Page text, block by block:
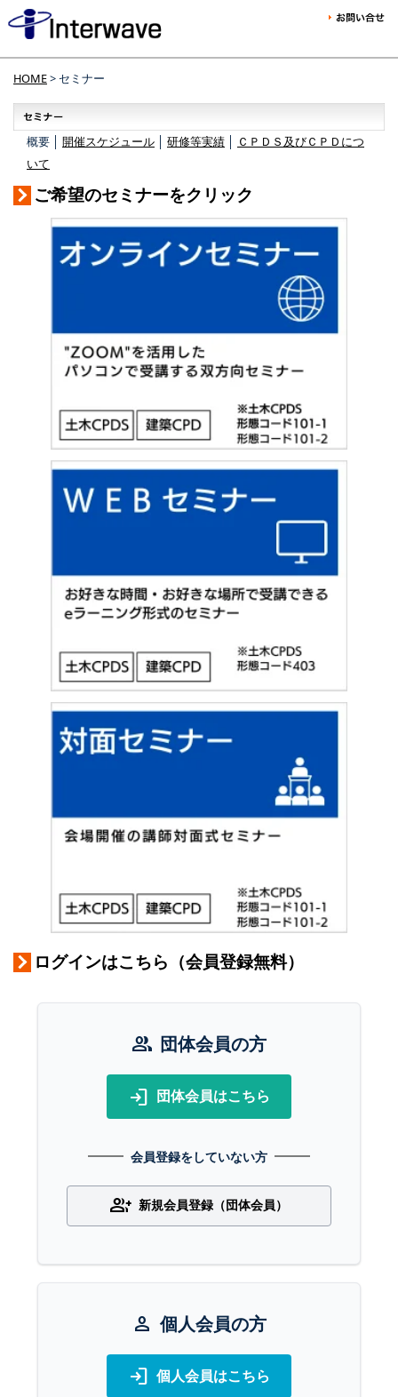
HOME> セミナー
概要 │ 開催スケジュール 研修等実績
ＣＰＤＳ及びＣＰＤにつ
いて
ご希望のセミナーをクリック
ログインはこちら（会員登録無料）
group 団体会員の方
login 団体会員はこちら
会員登録をしていない方
group_add 新規会員登録（団体会員）
person 個人会員の方
login 個人会員はこちら